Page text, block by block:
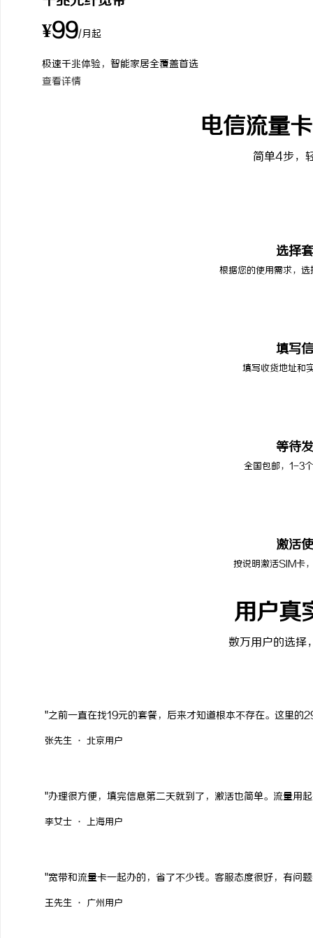
¥99/月起
极速千兆体验，智能家居全覆盖首选
查看详情
电信流量
简单4步，
选择
根据您的使用需求，
填写
填写收货地址和
等待
全国包邮，1-3
激活
按说明激活SIM卡
用户真
数万用户的选择
"之前一直在找19元的套餐，后来才知道根本不存在。这里
张先生 · 北京用户
"办理很方便，填完信息第二天就到了，激活也简单。流量用
李女士 · 上海用户
"宽带和流量卡一起办的，省了不少钱。客服态度很好，有问
王先生 · 广州用户